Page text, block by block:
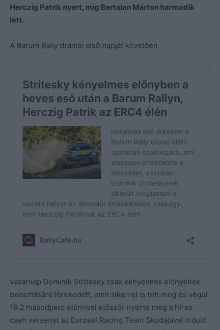
Herczig Patrik nyert, míg Bertalan Márton harmadik
lett.
A Barum Rally drámai első napját követően
vasárnap Dominik Stritesky csak kényelmes előnyének
beosztására törekedett, amit sikerrel is tett meg és végül
19.2 másodperc előnnyel először nyerte meg a híres
cseh versenyt az Eurosol Racing Team Skodájával induló